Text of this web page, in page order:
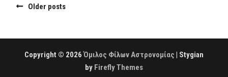
μαύρες
τρύπες
του
PostsOlder posts
Copyright © 2026Όμιλος Φίλων Αστρονομίας | Stygian
by Firefly Themes